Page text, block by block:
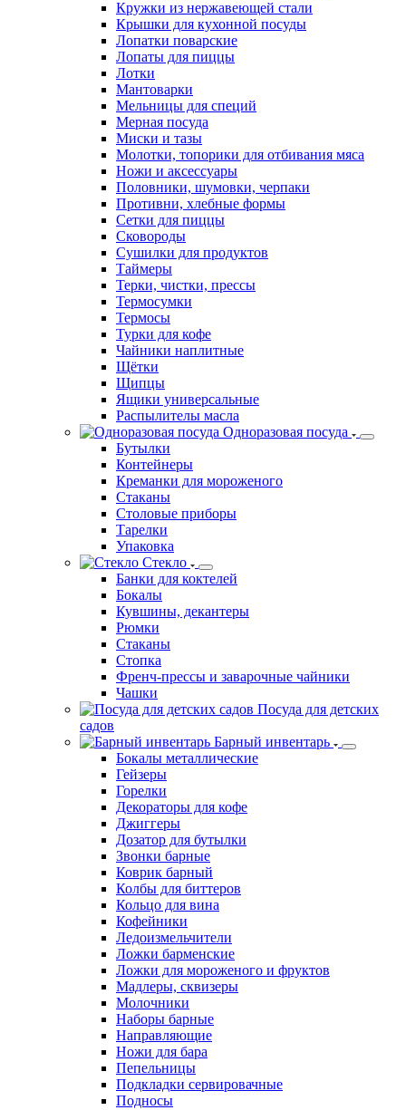
Кружки из нержавеющей стали
Крышки для кухонной посуды
Лопатки поварские
Лопаты для пиццы
Лотки
Мантоварки
Мельницы для специй
Мерная посуда
Миски и тазы
Молотки, топорики для отбивания мяса
Ножи и аксессуары
Половники, шумовки, черпаки
Противни, хлебные формы
Сетки для пиццы
Сковороды
Сушилки для продуктов
Таймеры
Терки, чистки, прессы
Термосумки
Термосы
Турки для кофе
Чайники наплитные
Щётки
Щипцы
Ящики универсальные
Распылителы масла
Одноразовая посуда
Бутылки
Контейнеры
Креманки для мороженого
Стаканы
Столовые приборы
Тарелки
Упаковка
Стекло
Банки для коктелей
Бокалы
Кувшины, декантеры
Рюмки
Стаканы
Стопка
Френч-прессы и заварочные чайники
Чашки
Посуда для детских
садов
Барный инвентарь
Бокалы металлические
Гейзеры
Горелки
Декораторы для кофе
Джиггеры
Дозатор для бутылки
Звонки барные
Коврик барный
Колбы для биттеров
Кольцо для вина
Кофейники
Ледоизмельчители
Ложки барменские
Ложки для мороженого и фруктов
Мадлеры, сквизеры
Молочники
Наборы барные
Направляющие
Ножи для бара
Пепельницы
Подкладки сервировачные
Подносы